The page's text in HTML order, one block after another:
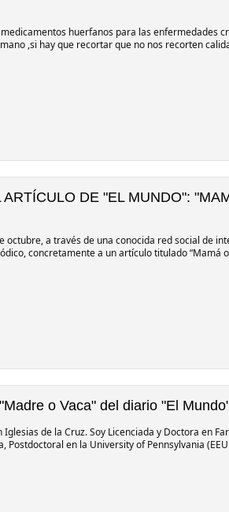
huerfanos para las enfermedades
,si hay que recortar que no nos recorten
DE "EL MUNDO":
octubre, a través de una conocida red social de
concretamente a un artículo titulado “Mamá o
o Vaca" del diario "El
de la Cruz. Soy Licenciada y Doctora en
en la University of Pennsylvania